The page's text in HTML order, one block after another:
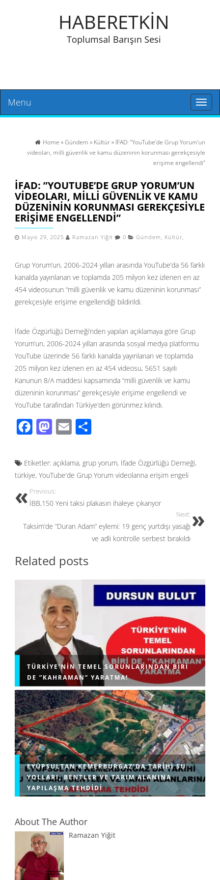
HABERETKİN
Toplumsal Barışın Sesi
Toggle
Menu
Home »Gündem » Kültür» İFAD: ”YouTube’de Grup Yorum’un
videoları, milli güvenlik ve kamu düzeninin korunması gerekçesiyle
erişime engellendi”
İFAD: ”YOUTUBE’DE GRUP YORUM’UN
VIDEOLARI, MILLI GÜVENLIK VE KAMU
DÜZENININ KORUNMASI GEREKÇESIYLE
ERIŞIME ENGELLENDI”
Mayıs 29, 2025 Ramazan Yiğit 0 Gündem , Kültür,
Grup Yorum’un, 2006-2024 yılları arasında YouTube’da 56 farklı
kanalda yayınlanan ve toplamda 205 milyon kez izlenen en az
454 videosunun “milli güvenlik ve kamu düzeninin korunması”
gerekçesiyle erişime engellendiği bildirildi.
İfade Özgürlüğü Derneği’nden yapılan açıklamaya göre Grup
Yorum’un, 2006-2024 yılları arasında sosyal medya platformu
YouTube üzerinde 56 farklı kanalda yayınlanan ve toplamda
205 milyon kez izlenen en az 454 videosu, 5651 sayılı
Kanunun 8/A maddesi kapsamında “milli güvenlik ve kamu
düzeninin korunması” gerekçesiyle erişime engellendi ve
YouTube tarafından Türkiye’den görünmez kılındı.
F
e
b
o
o
k
M
to
d
o
n
E
ail ar
e
Etiketler: açıklama, grup yorum, İfade Özgürlüğü Derneği,
türkiye, YouTube'de Grup Yorum videolarına erişim engeli
Previous:
İBB,150 Yeni taksi plakasın ihaleye çıkarıyor
Next:
Taksim’de ”Duran Adam” eylemi: 19 genç yurtdışı yasağı
ve adli kontrolle serbest bırakıldı
Related posts
TÜRKIYE’NIN TEMEL SORUNLARINDAN BIRI
DE ”KAHRAMAN” YARATMA!
EYÜPSULTAN KEMERBURGAZ’DA TARIHI SU
YOLLARI, BENTLER VE TARIM ALANINA
YAPILAŞMA TEHDIDI
About The Author
Ramazan Yiğit